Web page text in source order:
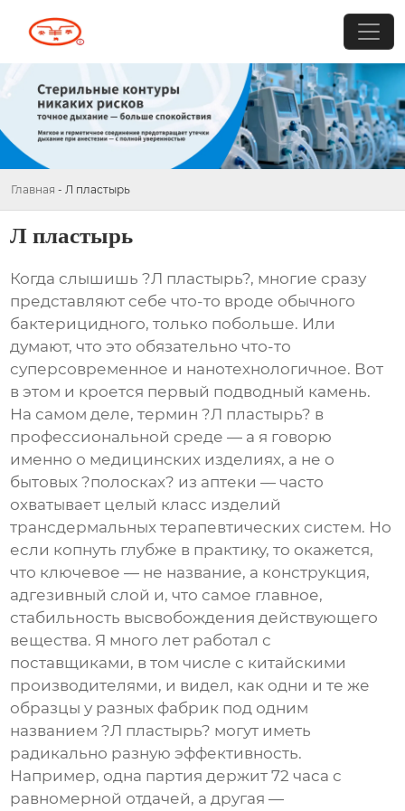
Главная - Л пластырь
Л пластырь
Когда слышишь ?Л пластырь?, многие сразу
представляют себе что-то вроде обычного
бактерицидного, только побольше. Или
думают, что это обязательно что-то
суперсовременное и нанотехнологичное. Вот
в этом и кроется первый подводный камень.
На самом деле, термин ?Л пластырь? в
профессиональной среде — а я говорю
именно о медицинских изделиях, а не о
бытовых ?полосках? из аптеки — часто
охватывает целый класс изделий
трансдермальных терапевтических систем. Но
если копнуть глубже в практику, то окажется,
что ключевое — не название, а конструкция,
адгезивный слой и, что самое главное,
стабильность высвобождения действующего
вещества. Я много лет работал с
поставщиками, в том числе с китайскими
производителями, и видел, как одни и те же
образцы у разных фабрик под одним
названием ?Л пластырь? могут иметь
радикально разную эффективность.
Например, одна партия держит 72 часа с
равномерной отдачей, а другая —